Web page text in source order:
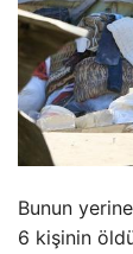
Bunun
6 kişinin